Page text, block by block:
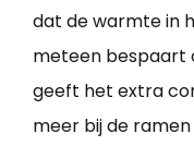
dat de warmte in
meteen bespaart
geeft het extra
meer bij de